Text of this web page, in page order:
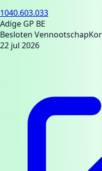
1040.603.033
Adige GP BE
Besloten Vennootschap
22 jul 2026